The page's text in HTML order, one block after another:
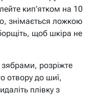
кип’ятком на 10
знімається ложкою
щоб шкіра не
зябрами, розріжте
отвору до шиї,
плівку з